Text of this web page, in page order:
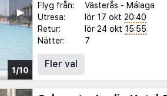
1/10
▶︎
Flyg från: Västerås - Málaga
Utresa:
lör 17 okt 20:40
Retur:
lör 24 okt 15:55
Nätter:
7
Fler val